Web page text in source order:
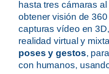
hasta tres cámaras
obtener visión de
capturas vídeo en
realidad virtual y
poses y gestos,
con humanos,